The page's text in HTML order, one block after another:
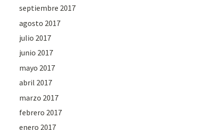
septiembre 2017
agosto 2017
julio 2017
junio 2017
mayo 2017
abril 2017
marzo 2017
febrero 2017
enero 2017